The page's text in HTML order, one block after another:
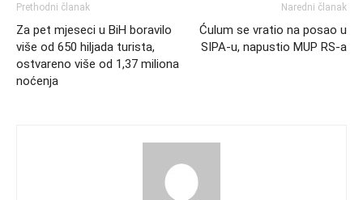
Prethodni članak
Za pet mjeseci u BiH boravilo
više od 650 hiljada turista,
ostvareno više od 1,37 miliona
noćenja
Naredni članak
Ćulum se vratio na posao u
SIPA-u, napustio MUP RS-a